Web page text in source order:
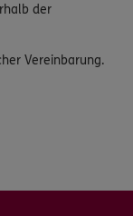
der
Vereinbarung.